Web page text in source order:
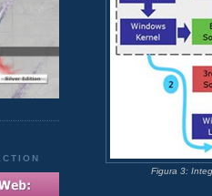
Figura 3: